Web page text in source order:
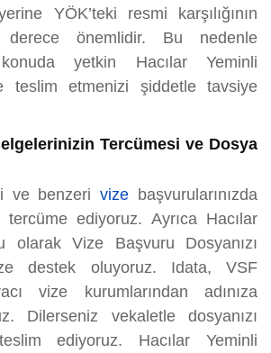
YÖK’teki resmi karşılığının
derece önemlidir. Bu nedenle
yetkin Hacılar Yeminli
teslim etmenizi şiddetle tavsiye
Tercümesi ve Dosya
ve benzerivize başvurularınızda
ediyoruz. Ayrıca Hacılar
olarak Vize Başvuru Dosyanızı
destek oluyoruz. Idata, VSF
vize kurumlarından adınıza
Dilerseniz vekaletle dosyanızı
ediyoruz. Hacılar Yeminli